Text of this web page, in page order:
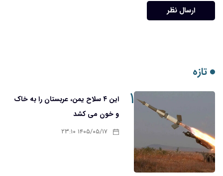
ارسال نظر
تازه
۱
این ۴ سلاح یمن، عربستان را به خاک
و خون می کشد
۱۴۰۵/۰۵/۱۷ ۲۳:۱۰